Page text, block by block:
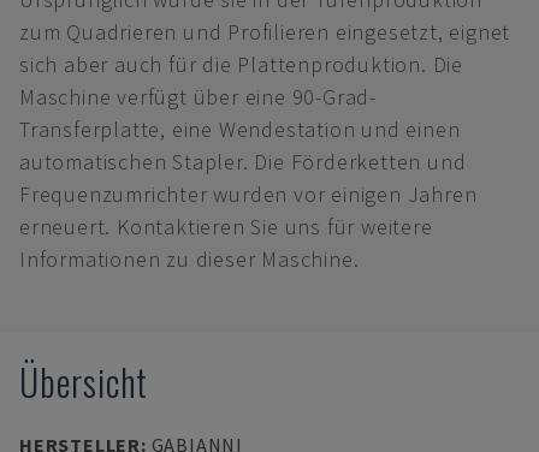
zum Quadrieren und Profilieren eingesetzt, eignet
sich aber auch für die Plattenproduktion. Die
Maschine verfügt über eine 90-Grad-
Transferplatte, eine Wendestation und einen
automatischen Stapler. Die Förderketten und
Frequenzumrichter wurden vor einigen Jahren
erneuert. Kontaktieren Sie uns für weitere
Informationen zu dieser Maschine.
Übersicht
HERSTELLER: GABIANNI